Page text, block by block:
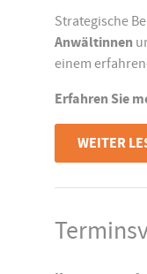
Strategische
Anwältinnen
einem
Erfahren Sie
WEITER